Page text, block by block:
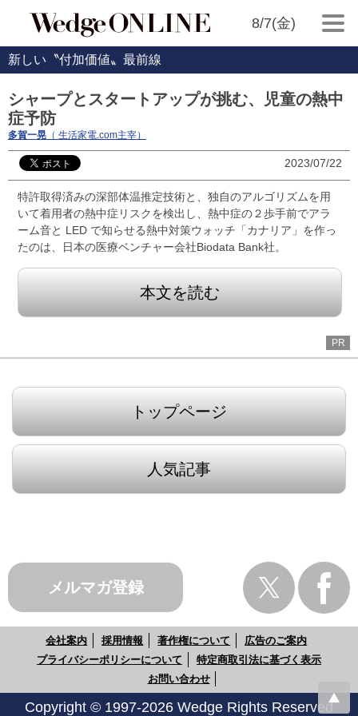
8/7(金)
新しい〝付加価値〟最前線
シャープとスタートアップが挑む、児童の熱中
症予防
多賀一晃 （ 生活家電.com主宰）
2023/07/22
特許取得済みの深部体温推定技術と、独自のアルゴリズムを用
いて着用者の熱中症リスクを検出し、熱中症の２歩手前でアラ
ーム音と LED で知らせる熱中対策ウォッチ「カナリア」を作っ
たのは、日本の医療ベンチャー会社Biodata Bank社。
本文を読む
PR
トップページ
人気記事
メルマガ登録
会社案内 採用情報 著作権について
広告のご案内
プライバシーポリシーについて
特定商取引法に基づく表示
お問い合わせ
Copyright © 1997-2026 Wedge Rights Reserved